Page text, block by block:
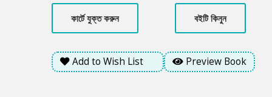
ভুলে যাবেন? একটুও কি চিন্তা করবেন না ভবিষ্যতের কথা? নাকি সম্ভব
ভবিষ্যৎকে পুরোটাই ভুলে থাকা? অতীত আর ভবিষ্যৎ ভুলে থেকে কেবল বর্তমানে
বাঁচলেই উপভোগ করা যাবে জীবন? বর্তমানের কাজের অনুপ্রেরণা আসবে কোথা
থেকে যদি না ভবিষ্যতের কথা ভাবী, কিংবা শিক্ষা না নিই অতীত থেকে? এসবের
উত্তর পাবেন এই বইয়ে।
কার্টে যুক্ত করুন বইটি কিনুন
Add to Wish List Preview Book